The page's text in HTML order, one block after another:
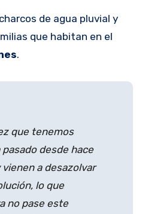
de agua pluvial y
que habitan en el
.
que tenemos
desde hace
a desazolvar
lo que
no pase este